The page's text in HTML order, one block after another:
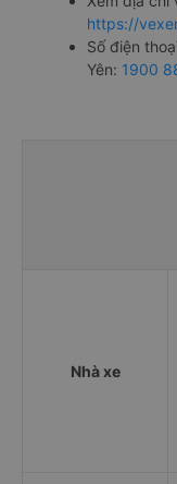
https://
Số điện
Yên: 1900
Nhà xe